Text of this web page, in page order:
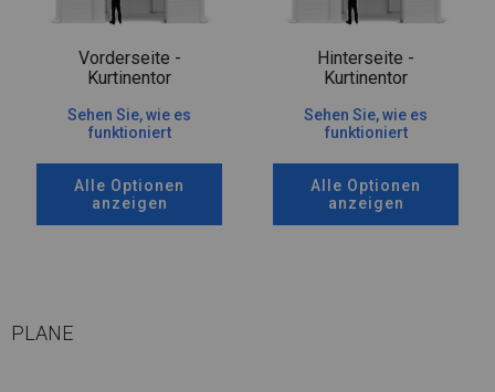
Vorderseite -
Kurtinentor
Sehen Sie, wie es
funktioniert
Alle Optionen
anzeigen
Hinterseite -
Kurtinentor
Sehen Sie, wie es
funktioniert
Alle Optionen
anzeigen
PLANE